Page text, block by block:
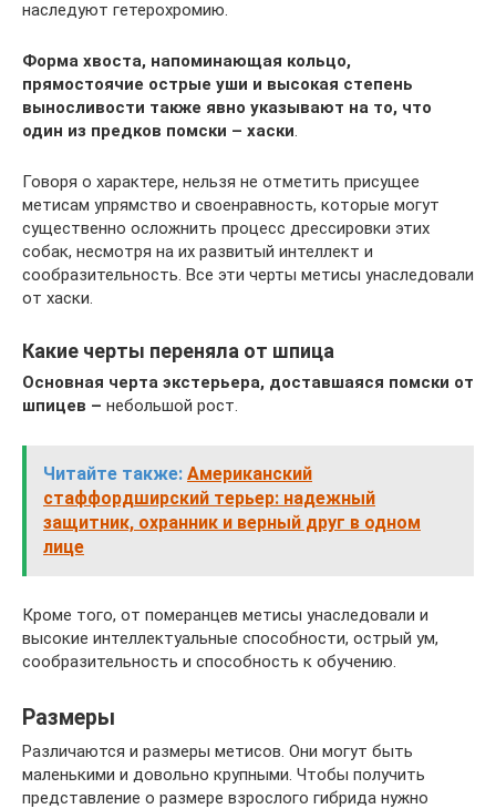
наследуют гетерохромию.
Форма хвоста, напоминающая кольцо,
прямостоячие острые уши и высокая степень
выносливости также явно указывают на то, что
один из предков помски – хаски
Говоря о характере, нельзя не отметить присущее
метисам упрямство и своенравность, которые могут
существенно осложнить процесс дрессировки этих
собак, несмотря на их развитый интеллект и
сообразительность. Все эти черты метисы унаследовали
от хаски.
Какие черты переняла от шпица
Основная черта экстерьера, доставшаяся помски от
шпицев – небольшой рост.
Читайте также: Американский
стаффордширский терьер: надежный
защитник, охранник и верный друг в одном
лице
Кроме того, от померанцев метисы унаследовали и
высокие интеллектуальные способности, острый ум,
сообразительность и способность к обучению.
Размеры
Различаются и размеры метисов. Они могут быть
маленькими и довольно крупными. Чтобы получить
представление о размере взрослого гибрида нужно